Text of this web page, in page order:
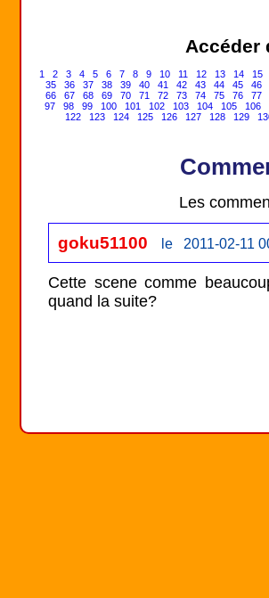
Accéder
1 2 3 4 5 6 7 8 9 10 11 12 13 14
15
35
36 37 38 39 40 41 42 43 44 45
46
66
67 68 69 70 71 72 73 74 75 76
77
97
98 99 100 101 102 103 104 105
106
122
123 124 125 126 127 128 129
Les
goku51100 le 2011-02-11
Cette scene comme
quand la suite?